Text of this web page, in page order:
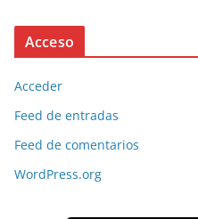
Acceso
Acceder
Feed de entradas
Feed de comentarios
WordPress.org